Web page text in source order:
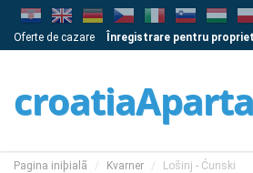
Oferte de cazare Înregistrare pentru
Pagina iniþialã Kvarner Lošinj - Ćunski